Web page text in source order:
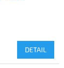
DETAIL